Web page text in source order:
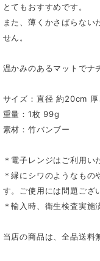
とてもおすすめです。
また、薄くかさばらない
せん。
温かみのあるマットでナ
サイズ：直径 約20cm
重量：1枚 99g
素材：竹バンブー
＊電子レンジはご利用い
＊縁にシワのようなも
す。ご使用には問題ござ
＊輸入時、衛生検査実施
当店の商品は、全品送料